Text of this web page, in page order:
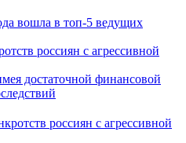
россиян с агрессивной
достаточной финансовой